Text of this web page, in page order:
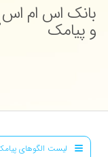
بانک اس ام اس
و پیامک
لیست الگوهای